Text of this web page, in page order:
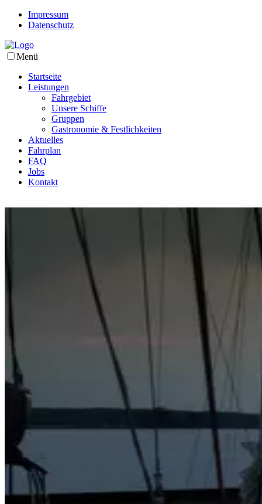
Impressum
Datenschutz
Menü
Startseite
Leistungen
Fahrgebiet
Unsere Schiffe
Gruppen
Gastronomie & Festlichkeiten
Aktuelles
Fahrplan
FAQ
Jobs
Kontakt